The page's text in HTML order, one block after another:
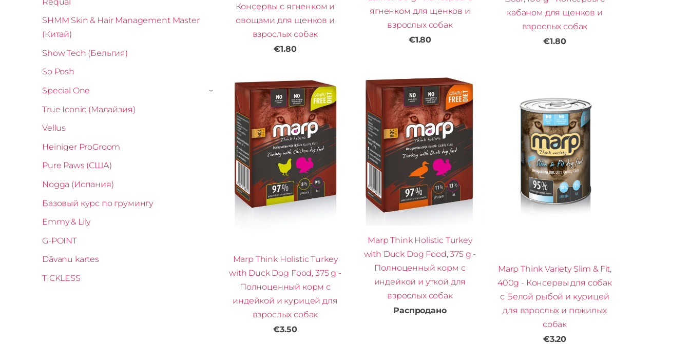
SHMM Skin & Hair Management Master
(Китай)
Show Tech (Бельгия)
So Posh
Special One
›
True Iconic (Малайзия)
Vellus
Heiniger ProGroom
Pure Paws (США)
Nogga (Испания)
Базовый курс по грумингу
Emmy & Lily
G-POINT
Dāvanu kartes
TICKLESS
Консервы с ягненком и
овощами для щенков и
взрослых собак
€1.80
ягненком для щенков и
взрослых собак
€1.80
кабаном для щенков и
взрослых собак
€1.80
Marp Think Holistic Turkey
with Duck Dog Food, 375 g -
Полноценный корм с
индейкой и курицей для
взрослых собак
€3.50
Marp Think Holistic Turkey
with Duck Dog Food, 375 g -
Полноценный корм с
индейкой и уткой для
взрослых собак
Распродано
Marp Think Variety Slim & Fit,
400g - Консервы для собак
с Белой рыбой и курицей
для взрослых и пожилых
собак
€3.20